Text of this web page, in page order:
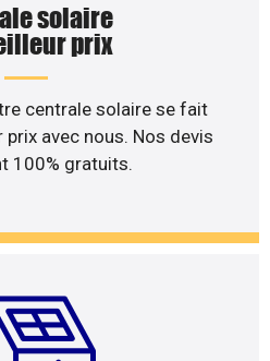
solaire
prix
centrale solaire se fait
avec nous. Nos devis
100% gratuits.